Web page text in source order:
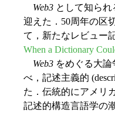
Web3 として知ら
迎えた．50周年の区
て，新たなレビュー
When a Dictionary
Web3 をめぐる大論
べ，記述主義的
た．伝統的にアメリ
記述的構造言語学の